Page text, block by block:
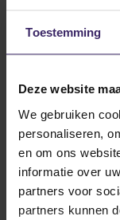
Toestemming
Deze website
We gebruiken
personaliseren,
en om ons
informatie over
partners voor
partners kunnen
27